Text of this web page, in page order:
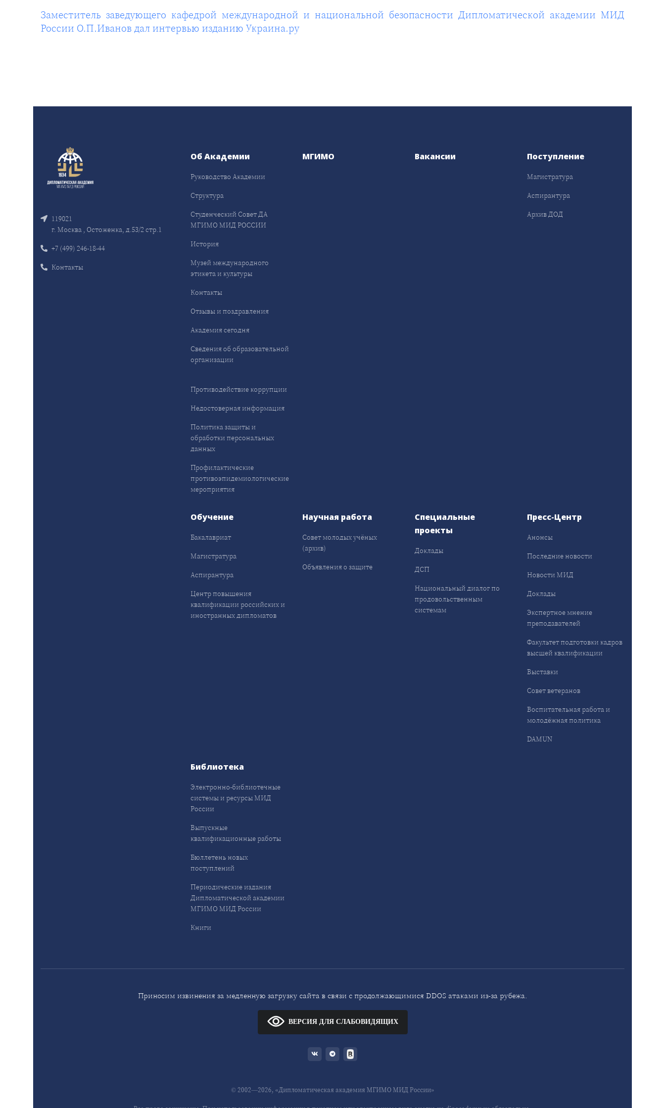
Заместитель заведующего кафедрой международной и национальной безопасности Дипломатической академии МИД
России О.П.Иванов дал интервью изданию Украина.ру
119021
г. Москва , Остоженка, д.53/2 стр.1
+7 (499) 246-18-44
Контакты
Об Академии
Руководство Академии
Структура
Студенческий Совет ДА
МГИМО МИД РОССИИ
История
Музей международного
этикета и культуры
Контакты
Отзывы и поздравления
Академия сегодня
Сведения об образовательной
организации
Противодействие коррупции
Недостоверная информация
Политика защиты и
обработки персональных
данных
Профилактические
противоэпидемиологические
мероприятия
МГИМО Вакансии Поступление
Магистратура
Аспирантура
Архив ДОД
Обучение
Бакалавриат
Магистратура
Аспирантура
Центр повышения
квалификации российских и
иностранных дипломатов
Научная работа
Совет молодых учёных
(архив)
Объявления о защите
Специальные
проекты
Доклады
ДСП
Национальный диалог по
продовольственным
системам
Пресс-Центр
Анонсы
Последние новости
Новости МИД
Доклады
Экспертное мнение
преподавателей
Факультет подготовки кадров
высшей квалификации
Выставки
Совет ветеранов
Воспитательная работа и
молодёжная политика
DAMUN
Библиотека
Электронно-библиотечные
системы и ресурсы МИД
России
Выпускные
квалификационные работы
Бюллетень новых
поступлений
Периодические издания
Дипломатической академии
МГИМО МИД России
Книги
Приносим извинения за медленную загрузку сайта в связи с продолжающимися DDOS атаками из-за рубежа.
ВЕРСИЯ ДЛЯ СЛАБОВИДЯЩИХ
© 2002—2026, «Дипломатическая академия МГИМО МИД России»